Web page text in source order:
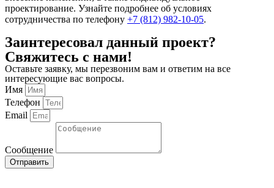
проектирование. Узнайте подробнее об условиях
сотрудничества по телефону +7 (812) 982-10-05.
Заинтересовал данный проект?
Свяжитесь с нами!
Оставьте заявку, мы перезвоним вам и ответим на все
интересующие вас вопросы.
Имя
Телефон
Email
Сообщение
Отправить